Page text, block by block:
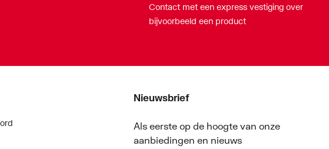
Contact met een express vestiging over
bijvoorbeeld een product
Nieuwsbrief
Als eerste op de hoogte van onze
aanbiedingen en nieuws